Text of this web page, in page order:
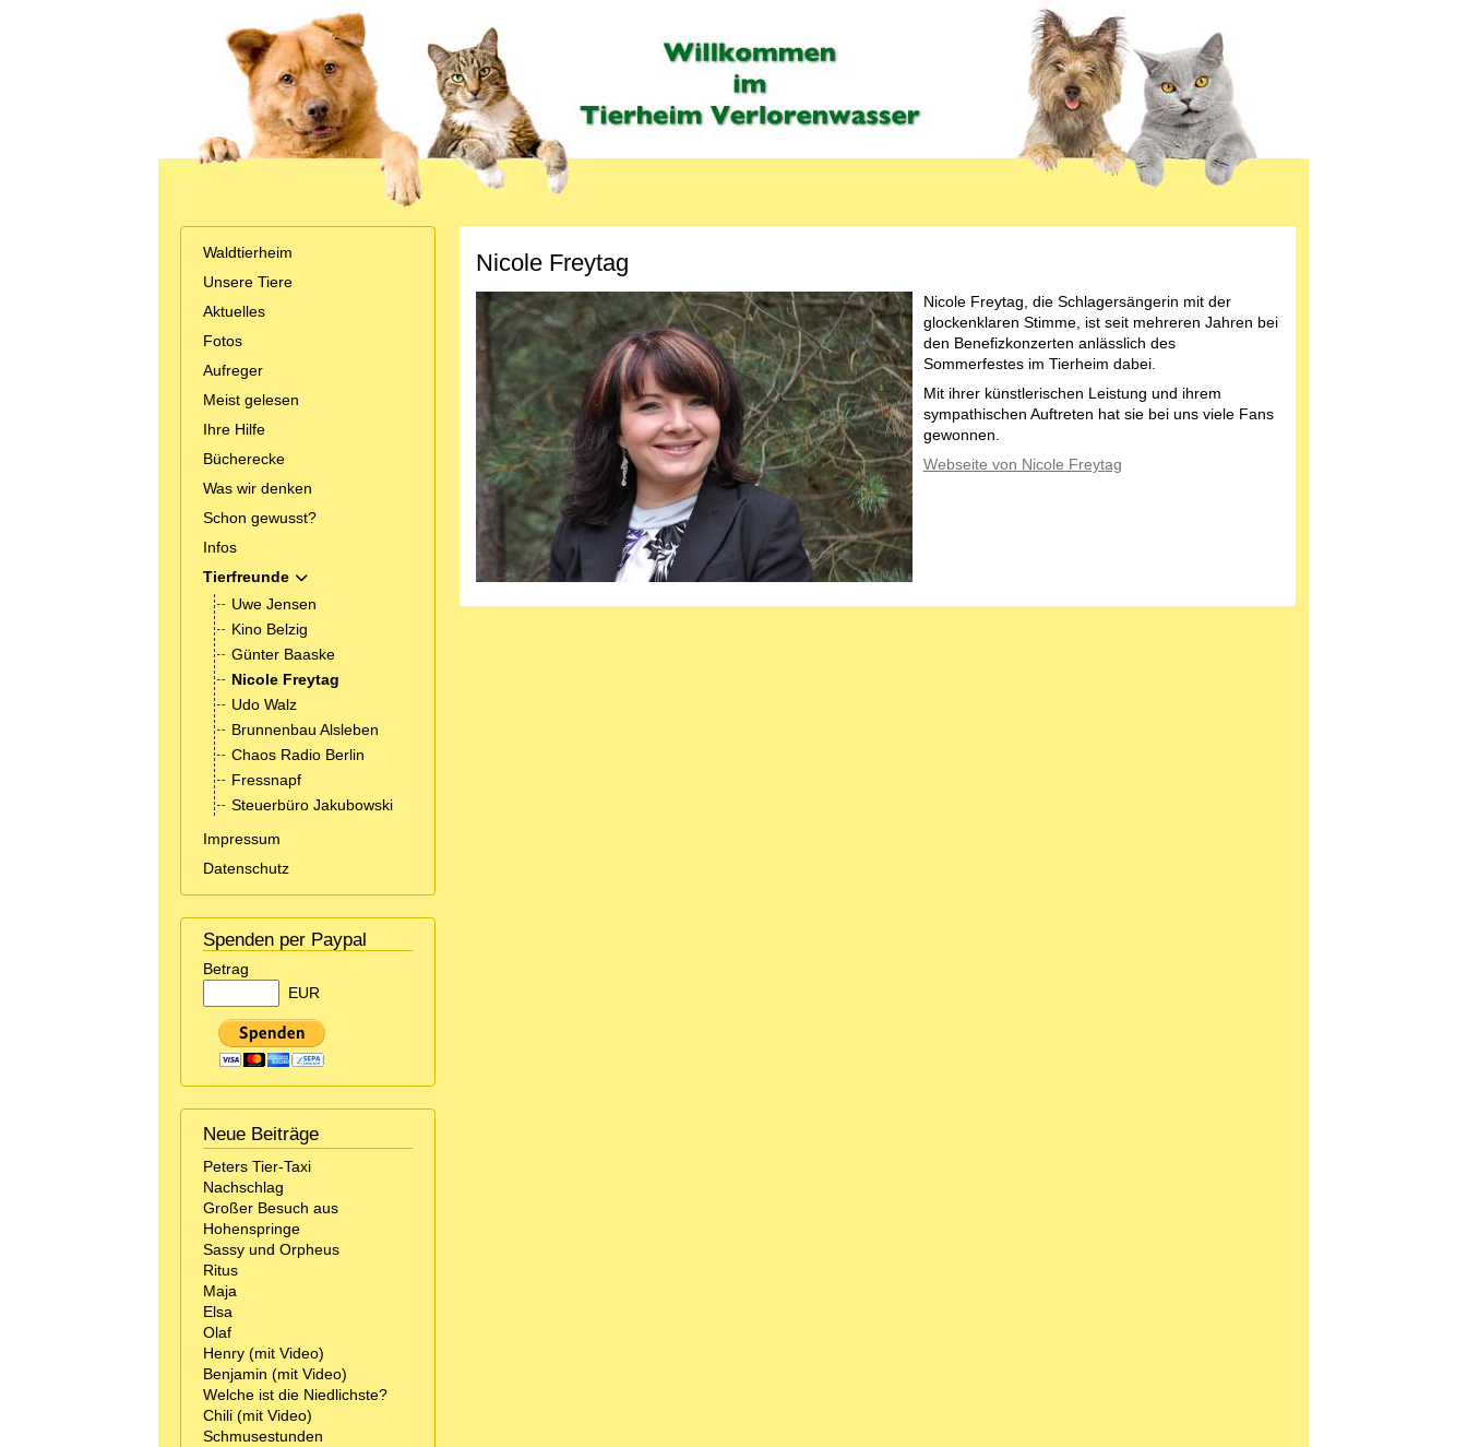
Waldtierheim
Unsere Tiere
Aktuelles
Fotos
Aufreger
Meist gelesen
Ihre Hilfe
Bücherecke
Was wir denken
Schon gewusst?
Infos
Tierfreunde
MOD_MENU_TOGGLE_SUBMENU_LABEL
Uwe Jensen
Kino Belzig
Günter Baaske
Nicole Freytag
Udo Walz
Brunnenbau Alsleben
Chaos Radio Berlin
Fressnapf
Steuerbüro Jakubowski
Impressum
Datenschutz
Spenden per Paypal
Betrag
EUR
Neue Beiträge
Peters Tier-Taxi
Nachschlag
Großer Besuch aus
Hohenspringe
Sassy und Orpheus
Ritus
Maja
Elsa
Olaf
Henry (mit Video)
Benjamin (mit Video)
Welche ist die Niedlichste?
Chili (mit Video)
Schmusestunden
Nicole Freytag
Nicole Freytag, die Schlagersängerin mit der
glockenklaren Stimme, ist seit mehreren Jahren bei
den Benefizkonzerten anlässlich des
Sommerfestes im Tierheim dabei.
Mit ihrer künstlerischen Leistung und ihrem
sympathischen Auftreten hat sie bei uns viele Fans
gewonnen.
Webseite von Nicole Freytag